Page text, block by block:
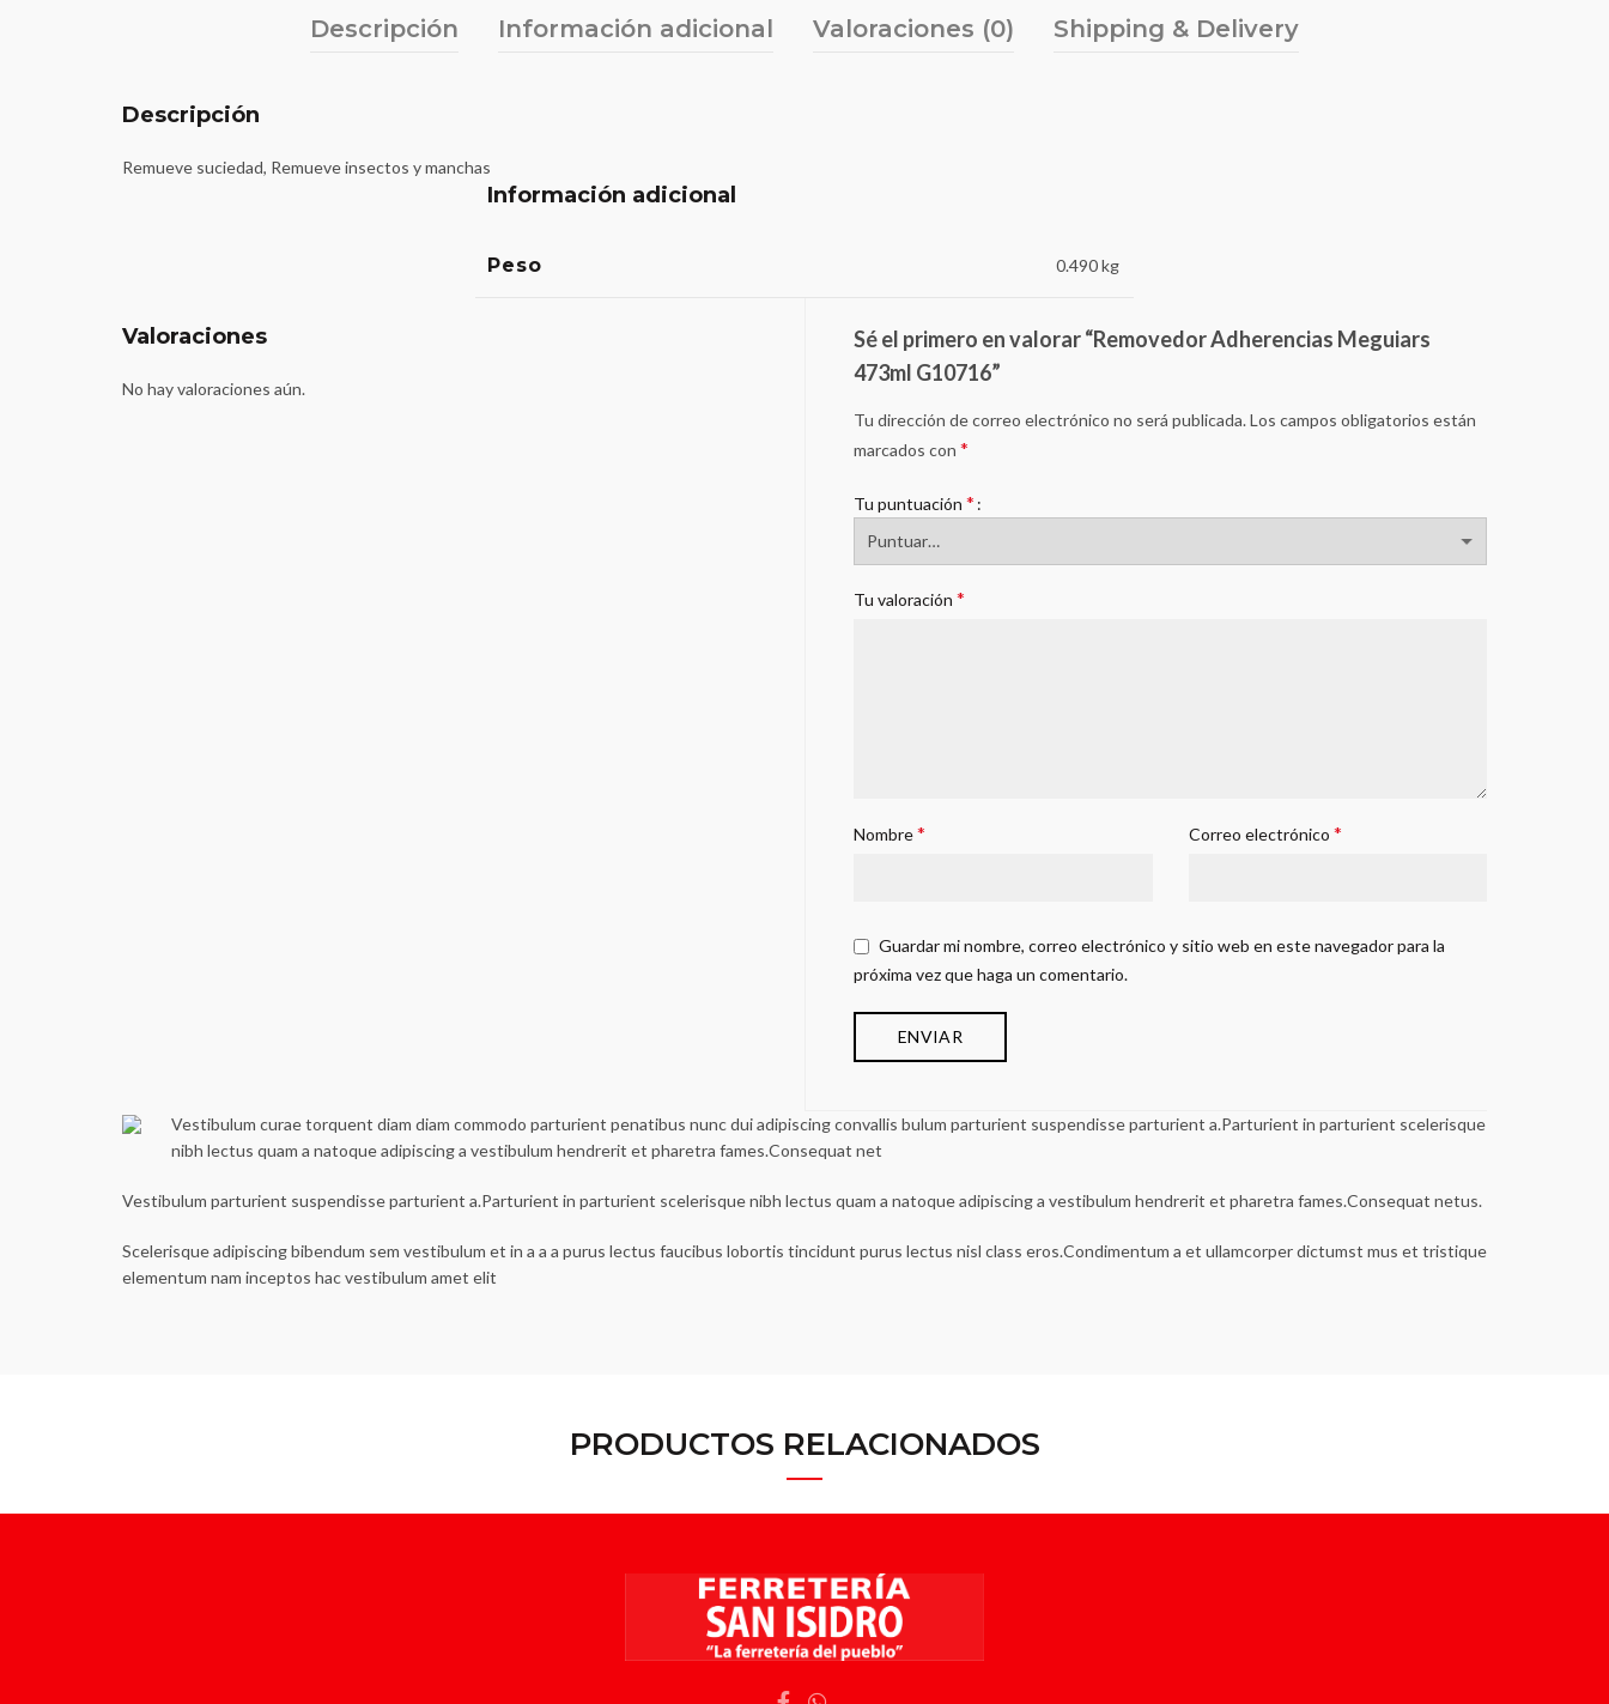
Descripción Información adicional Valoraciones (0) Shipping & Delivery
Descripción
Remueve suciedad, Remueve insectos y manchas
Información adicional
Peso 0.490 kg
Valoraciones
No hay valoraciones aún.
Sé el primero en valorar “Removedor Adherencias Meguiars
473ml G10716”
Tu dirección de correo electrónico no será publicada.Los campos obligatorios están
marcados con *
Tu puntuación *
Tu valoración *
Nombre* Correo electrónico *
Guardar mi nombre, correo electrónico y sitio web en este navegador para la
próxima vez que haga un comentario.
Vestibulum curae torquent diam diam commodo parturient penatibus nunc dui adipiscing convallis bulum parturient suspendisse parturient a.Parturient in parturient scelerisque
nibh lectus quam a natoque adipiscing a vestibulum hendrerit et pharetra fames.Consequat net
Vestibulum parturient suspendisse parturient a.Parturient in parturient scelerisque nibh lectus quam a natoque adipiscing a vestibulum hendrerit et pharetra fames.Consequat netus.
Scelerisque adipiscing bibendum sem vestibulum et in a a a purus lectus faucibus lobortis tincidunt purus lectus nisl class eros.Condimentum a et ullamcorper dictumst mus et tristique
elementum nam inceptos hac vestibulum amet elit
PRODUCTOS RELACIONADOS